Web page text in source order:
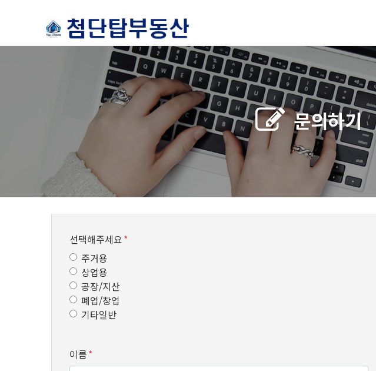
문의하기
선택해주세요*
주거용
상업용
공장/지산
폐업/창업
기타일반
이름*